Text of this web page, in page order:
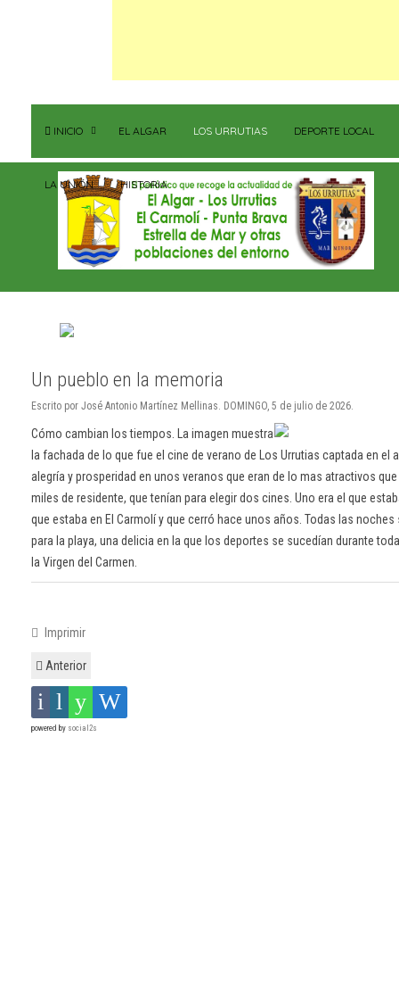
INICIO EL ALGAR LOS URRUTIAS DEPORTE LOCAL
LA UNIÓN HISTORIA
Un pueblo en la memoria
Escrito por José Antonio Martínez Mellinas. DOMINGO, 5 de julio de 2026.
Cómo cambian los tiempos. La imagen muestra
la fachada de lo que fue el cine de verano de Los Urrutias captada en el
alegría y prosperidad en unos veranos que eran de lo mas atractivos
miles de residente, que tenían para elegir dos cines. Uno era el que
que estaba en El Carmolí y que cerró hace unos años. Todas las
para la playa, una delicia en la que los deportes se sucedían durante
la Virgen del Carmen.
Imprimir
Anterior
powered by social2s